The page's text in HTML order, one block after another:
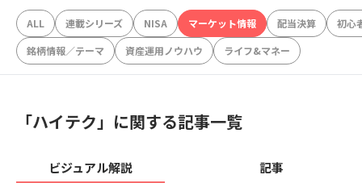
ALL 連載シリーズ NISA マーケット情報 配当決算
初心
銘柄情報／テーマ
資産運用ノウハウ ライフ&マネー
「ハイテク」に関する記事一覧
ビジュアル解説 記事